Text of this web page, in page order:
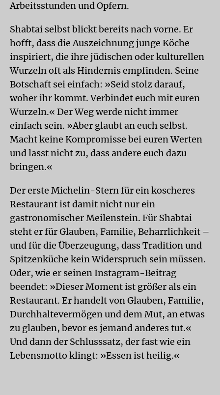
Arbeitsstunden und Opfern.
Shabtai selbst blickt bereits nach vorne. Er
hofft, dass die Auszeichnung junge Köche
inspiriert, die ihre jüdischen oder kulturellen
Wurzeln oft als Hindernis empfinden. Seine
Botschaft sei einfach: »Seid stolz darauf,
woher ihr kommt. Verbindet euch mit euren
Wurzeln.« Der Weg werde nicht immer
einfach sein. »Aber glaubt an euch selbst.
Macht keine Kompromisse bei euren Werten
und lasst nicht zu, dass andere euch dazu
bringen.«
Der erste Michelin-Stern für ein koscheres
Restaurant ist damit nicht nur ein
gastronomischer Meilenstein. Für Shabtai
steht er für Glauben, Familie, Beharrlichkeit –
und für die Überzeugung, dass Tradition und
Spitzenküche kein Widerspruch sein müssen.
Oder, wie er seinen Instagram-Beitrag
beendet: »Dieser Moment ist größer als ein
Restaurant. Er handelt von Glauben, Familie,
Durchhaltevermögen und dem Mut, an etwas
zu glauben, bevor es jemand anderes tut.«
Und dann der Schlusssatz, der fast wie ein
Lebensmotto klingt: »Essen ist heilig.«